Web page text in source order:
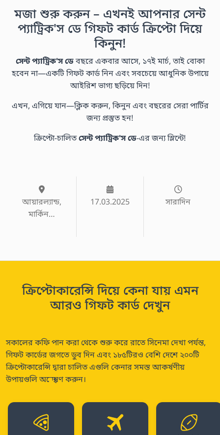
মজা শুরু করুন – এখনই আপনার সেন্ট
প্যাট্রিক'স ডে গিফট কার্ড ক্রিপ্টো দিয়ে
কিনুন!
সেন্ট প্যাট্রিক'স ডেবছরে একবার আসে, ১৭ই মার্চ, তাই বোকা
হবেন না—একটি গিফট কার্ড নিন এবং সবচেয়ে আধুনিক উপায়ে
আইরিশ ভাগ্য ছড়িয়ে দিন!
এখন, এগিয়ে যান—ক্লিক করুন, কিনুন এবং বছরের সেরা পার্টির
জন্য প্রস্তুত হন!
ক্রিপ্টো-চালিতসেন্ট প্যাট্রিক'স ডে-এর জন্য স্লিন্টে!
আয়ারল্যান্ড,
মার্কিন…
17.03.2025 সারাদিন
ক্রিপ্টোকারেন্সি দিয়ে কেনা যায় এমন
আরও গিফট কার্ড দেখুন
সকালের কফি পান করা থেকে শুরু করে রাতে সিনেমা দেখা পর্যন্ত,
গিফট কার্ডের জগতে ডুব দিন এবং ১৮৫টিরও বেশি দেশে ২০০টি
ক্রিপ্টোকারেন্সি দ্বারা চালিত এগুলি কেনার সমস্ত আকর্ষণীয়
উপায়গুলি অন্বেষণ করুন।